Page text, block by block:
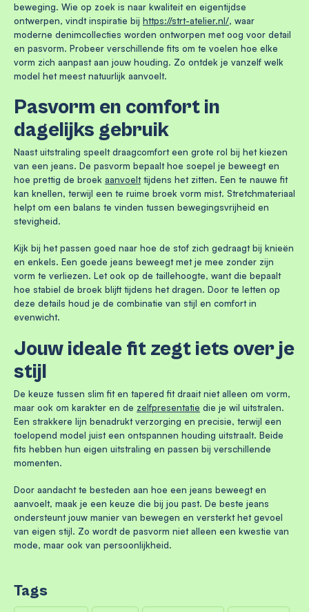
beweging. Wie op zoek is naar kwaliteit en eigentijdse
ontwerpen, vindt inspiratie bij https://strt-atelier.nl/, waar
moderne denimcollecties worden ontworpen met oog voor detail
en pasvorm. Probeer verschillende fits om te voelen hoe elke
vorm zich aanpast aan jouw houding. Zo ontdek je vanzelf welk
model het meest natuurlijk aanvoelt.
Pasvorm en comfort in
dagelijks gebruik
Naast uitstraling speelt draagcomfort een grote rol bij het kiezen
van een jeans. De pasvorm bepaalt hoe soepel je beweegt en
hoe prettig de broek aanvoelttijdens het zitten. Een te nauwe fit
kan knellen, terwijl een te ruime broek vorm mist. Stretchmateriaal
helpt om een balans te vinden tussen bewegingsvrijheid en
stevigheid.
Kijk bij het passen goed naar hoe de stof zich gedraagt bij knieën
en enkels. Een goede jeans beweegt met je mee zonder zijn
vorm te verliezen. Let ook op de taillehoogte, want die bepaalt
hoe stabiel de broek blijft tijdens het dragen. Door te letten op
deze details houd je de combinatie van stijl en comfort in
evenwicht.
Jouw ideale fit zegt iets over je
stijl
De keuze tussen slim fit en tapered fit draait niet alleen om vorm,
maar ook om karakter en de zelfpresentatie die je wil uitstralen.
Een strakkere lijn benadrukt verzorging en precisie, terwijl een
toelopend model juist een ontspannen houding uitstraalt. Beide
fits hebben hun eigen uitstraling en passen bij verschillende
momenten.
Door aandacht te besteden aan hoe een jeans beweegt en
aanvoelt, maak je een keuze die bij jou past. De beste jeans
ondersteunt jouw manier van bewegen en versterkt het gevoel
van eigen stijl. Zo wordt de pasvorm niet alleen een kwestie van
mode, maar ook van persoonlijkheid.
Tags